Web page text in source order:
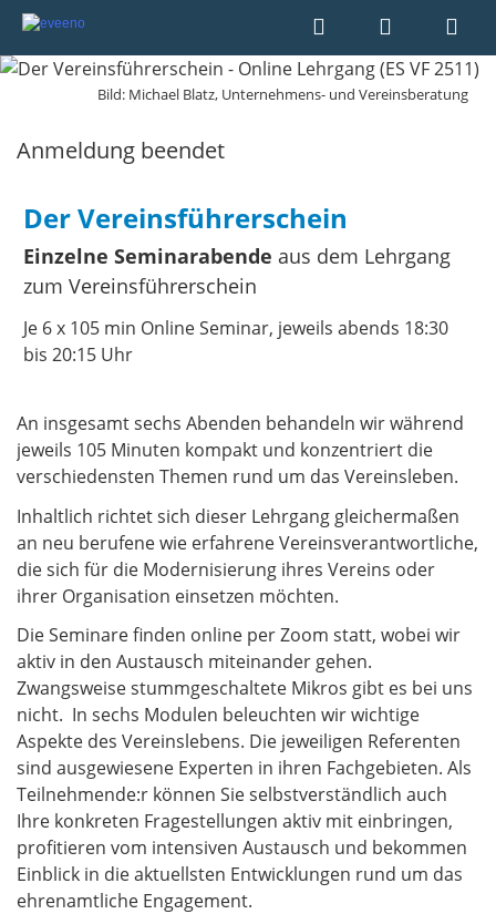
Bild: Michael Blatz, Unternehmens- und Vereinsberatung
Anmeldung beendet
Der Vereinsführerschein
Einzelne Seminarabende aus dem Lehrgang
zum Vereinsführerschein
Je 6 x 105 min Online Seminar, jeweils abends 18:30
bis 20:15 Uhr
An insgesamt sechs Abenden behandeln wir während
jeweils 105 Minuten kompakt und konzentriert die
verschiedensten Themen rund um das Vereinsleben.
Inhaltlich richtet sich dieser Lehrgang gleichermaßen
an neu berufene wie erfahrene Vereinsverantwortliche,
die sich für die Modernisierung ihres Vereins oder
ihrer Organisation einsetzen möchten.
Die Seminare finden online per Zoom statt, wobei wir
aktiv in den Austausch miteinander gehen.
Zwangsweise stummgeschaltete Mikros gibt es bei uns
nicht. In sechs Modulen beleuchten wir wichtige
Aspekte des Vereinslebens. Die jeweiligen Referenten
sind ausgewiesene Experten in ihren Fachgebieten. Als
Teilnehmende:r können Sie selbstverständlich auch
Ihre konkreten Fragestellungen aktiv mit einbringen,
profitieren vom intensiven Austausch und bekommen
Einblick in die aktuellsten Entwicklungen rund um das
ehrenamtliche Engagement.